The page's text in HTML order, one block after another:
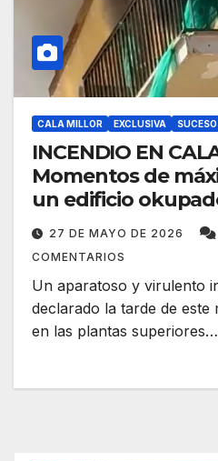
CALA MILLOR EXCLUSIVA
INCENDIO EN
Momentos de
un edificio
27 DE MAYO DE 2026
COMENTARIOS
Un aparatoso y virulento
declarado la tarde de este
en las plantas superiores…